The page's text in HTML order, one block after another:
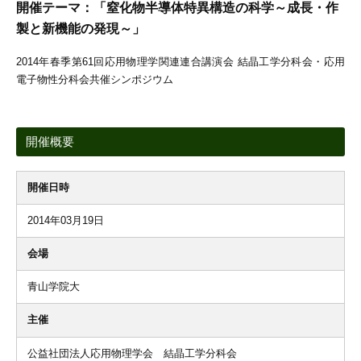
開催テーマ：「窒化物半導体特異構造の科学～成長・作
製と新機能の発現～」
2014年春季第61回応用物理学関連連合講演会 結晶工学分科会・応用
電子物性分科会共催シンポジウム
開催概要
開催日時
2014年03月19日
会場
青山学院大
主催
公益社団法人応用物理学会 結晶工学分科会